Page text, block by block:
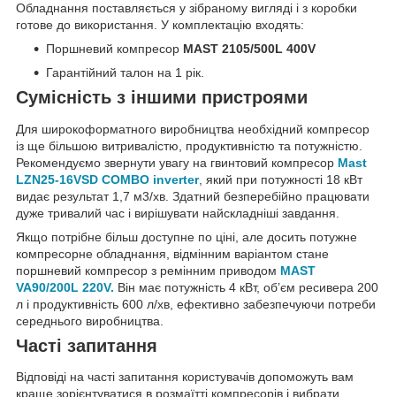
Обладнання поставляється у зібраному вигляді і з коробки
готове до використання. У комплектацію входять:
Поршневий компресор MAST 2105/500L 400V
Гарантійний талон на 1 рік.
Сумісність з іншими пристроями
Для широкоформатного виробництва необхідний компресор
із ще більшою витривалістю, продуктивністю та потужністю.
Рекомендуємо звернути увагу на гвинтовий компресор Mast
LZN25-16VSD COMBO inverter, який при потужності 18 кВт
видає результат 1,7 м3/хв. Здатний безперебійно працювати
дуже тривалий час і вирішувати найскладніші завдання.
Якщо потрібне більш доступне по ціні, але досить потужне
компресорне обладнання, відмінним варіантом стане
поршневий компресор з ремінним приводом MAST
VA90/200L 220V. Він має потужність 4 кВт, об’єм ресивера 200
л і продуктивність 600 л/хв, ефективно забезпечуючи потреби
середнього виробництва.
Часті запитання
Відповіді на часті запитання користувачів допоможуть вам
краще зорієнтуватися в розмаїтті компресорів і вибрати